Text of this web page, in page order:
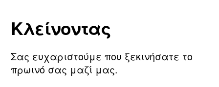
Κλείνοντας
Σας ευχαριστούμε που ξεκινήσατε το
πρωινό σας μαζί μας.